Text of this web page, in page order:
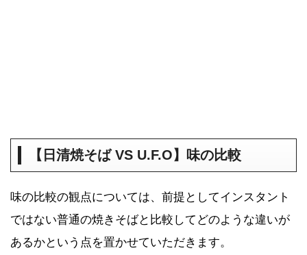
【日清焼そば VS U.F.O】味の比較
味の比較の観点については、前提としてインスタント
ではない普通の焼きそばと比較してどのような違いが
あるかという点を置かせていただきます。